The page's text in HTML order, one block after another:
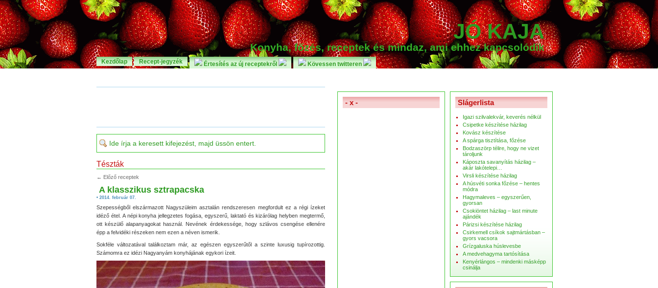
JÓ KAJA
Konyha, főzés, receptek és mindaz, ami ehhez kapcsolódik
Kezdőlap Recept-jegyzék Értesítés az új receptekről Kövessen twitteren
Tészták
← Előző receptek
A klasszikus sztrapacska
• 2014. február 07.
Szepességből elszármazott Nagyszüleim asztalán rendszeresen megfordult ez a régi ízeket
idéző étel. A népi konyha jellegzetes fogása, egyszerű, laktató és kizárólag helyben megtermő,
ott készülő alapanyagokat használ. Nevének érdekessége, hogy szlávos csengése ellenére
épp a felvidéki részeken nem ezen a néven ismerik.
Sokféle változatával találkoztam már, az egészen egyszerűtől a szinte luxusig tupírozottig.
Számomra ez idézi Nagyanyám konyhájának egykori ízeit.
- x - Slágerlista
Igazi szilvalekvár, keverés nélkül
Csipetke készítése házilag
Kovász készítése
A spárga tisztítása, főzése
Bodzaszörp télire, hogy ne vizet
tároljunk
Káposzta savanyítás házilag –
akár lakótelepi…
Virsli készítése házilag
A húsvéti sonka főzése – hentes
módra
Hagymaleves – egyszerűen,
gyorsan
Csokiöntet házilag – last minute
ajándék
Párizsi készítése házilag
Csirkemell csíkok sajtmártásban –
gyors vacsora
Grízgaluska húslevesbe
A medvehagyma tartósítása
Kenyérlángos – mindenki másképp
csinálja